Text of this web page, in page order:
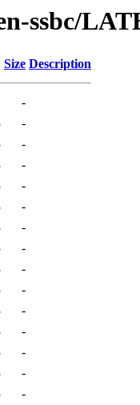
ssbc/
Size Description
-
-
-
-
-
-
-
-
-
-
-
-
-
-
-